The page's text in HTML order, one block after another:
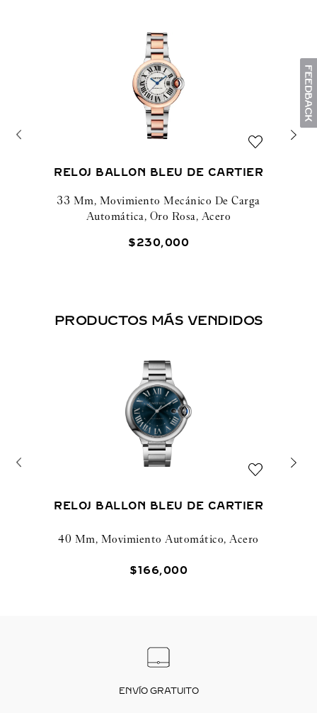
RELOJ BALLON BLEU DE CARTIER
33 Mm, Movimiento Mecánico De Carga
Automática, Oro Rosa, Acero
$230,000
PRODUCTOS MÁS VENDIDOS
RELOJ BALLON BLEU DE CARTIER
40 Mm, Movimiento Automático, Acero
$166,000
ENVÍO GRATUITO